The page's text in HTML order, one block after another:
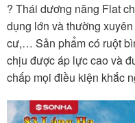
? Thái dương năng Flat
dụng lớn và thường
cư,… Sản phẩm có ruột
chịu được áp lực cao và
chấp mọi điều kiện khắc